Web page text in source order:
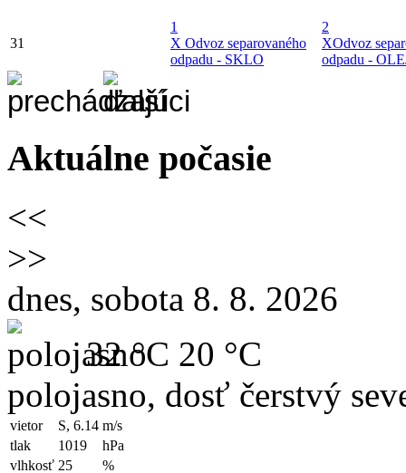
31
1
X Odvoz separovaného
odpadu - SKLO
2
XOdvoz
odpadu -
Aktuálne počasie
<<
>>
dnes, sobota 8. 8. 2026
32 °C 20 °C
polojasno, dosť čerstvý
vietor S, 6.14 m/s
tlak
1019
hPa
vlhkosť 25 %